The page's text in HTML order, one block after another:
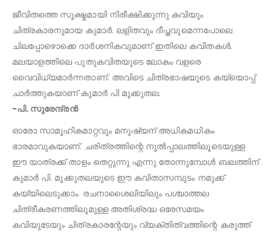
ജീവിതത്തെ സൂക്ഷ്മമായി നിരീക്ഷിക്കുന്നു കവിയും
ചിത്രകാരനുമായ കുമാർ. ലളിതവും ദീപ്തവുമെന്നപോലെ
ചിലപ്പോഴൊക്കെ ദാർശനികവുമാണ് ഇതിലെ കവിതകൾ.
മലയാളത്തിലെ പുതുകവിതയുടെ ലോകം വളരെ
വൈവിധ്യമാർന്നതാണ്. അവിടെ ചിത്രഭാഷയുടെ കയ്യൊപ്പ്
ചാർത്തുകയാണ് കുമാർ പി മൂക്കുതല.
-പി. സുരേന്ദ്രൻ
ഓരോ സാമൂഹികമാറ്റവും മനുഷ്യന് അധികമധികം
ഭാരമാവുകയാണ്. ചരിത്രത്തിന്റെ നൂൽപ്പാലത്തിലൂടെയുള്ള
ഈ യാത്രക്ക് താളം തെറ്റുന്നു എന്നു തോന്നുമ്പോൾ ബലത്തിന്
കുമാർ പി. മൂക്കുതലയുടെ ഈ കവിതാസമ്പുടം നമുക്ക്
കയ്യിലെടുക്കാം. രചനാശൈലിയിലും പശ്ചാത്തല
ചിത്രീകരണത്തിലുമുള്ള അതിശ്രദ്ധ ഒരേസമയം
കവിയുടേയും ചിത്രകാരന്റേയും വ്യക്തിത്വത്തിന്റെ കരുത്ത്